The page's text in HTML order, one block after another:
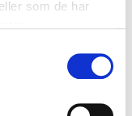
som de har